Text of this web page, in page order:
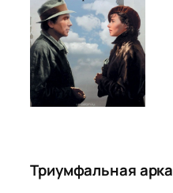
Триумфальная арка